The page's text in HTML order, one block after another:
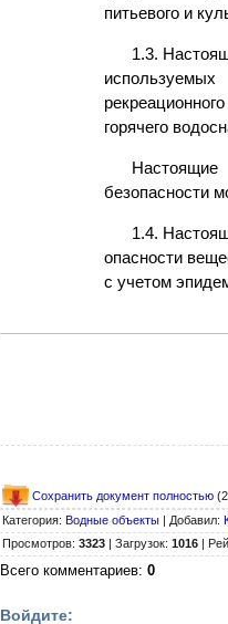
питьевого и
1.3.
горячего
Настоящие
безопасности
1.4.
опасности
с учетом
Сохранить документ полностью
Категория: Водные объекты Добавил:
Просмотров: 3323 Загрузок: 1016
Всего комментариев: 0
Войдите: